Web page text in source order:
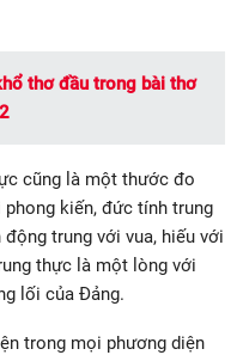
thơ đầu trong bài thơ
cũng là một thước đo
kiến, đức tính trung
trung với vua, hiếu với
thực là một lòng với
lối của Đảng.
trong mọi phương diện